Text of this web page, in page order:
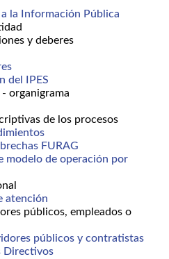
la Información Pública
y deberes
del IPES
organigrama
de los procesos
FURAG
modelo de operación por
atención
públicos, empleados o
públicos y contratistas
Directivos